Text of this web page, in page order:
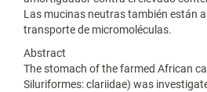
Las mucinas neutras también están
transporte de micromoléculas.
Abstract
The stomach of the farmed African
Siluriformes: clariidae) was